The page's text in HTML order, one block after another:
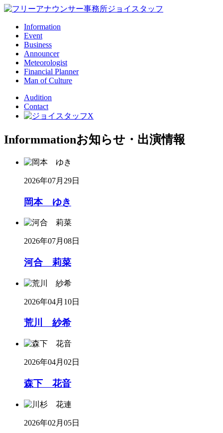
Information
Event
Business
Announcer
Meteorologist
Financial Planner
Man of Culture
Audition
Contact
Informmationお知らせ・出演情報
2026年07月29日
岡本 ゆき
2026年07月08日
河合 莉菜
2026年04月10日
荒川 紗希
2026年04月02日
森下 花音
2026年02月05日